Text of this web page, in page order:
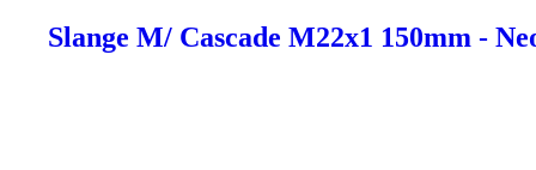
Slange M/ Cascade M22x1 150mm -